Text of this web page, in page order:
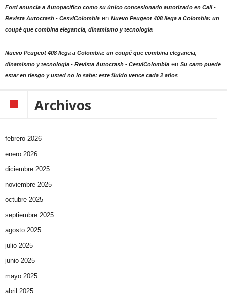
Ford anuncia a Autopacífico como su único concesionario autorizado en Cali -
Revista Autocrash - CesviColombia en Nuevo Peugeot 408 llega a Colombia: un
coupé que combina elegancia, dinamismo y tecnología
Nuevo Peugeot 408 llega a Colombia: un coupé que combina elegancia,
dinamismo y tecnología - Revista Autocrash - CesviColombia en Su carro puede
estar en riesgo y usted no lo sabe: este fluido vence cada 2 años
Archivos
febrero 2026
enero 2026
diciembre 2025
noviembre 2025
octubre 2025
septiembre 2025
agosto 2025
julio 2025
junio 2025
mayo 2025
abril 2025